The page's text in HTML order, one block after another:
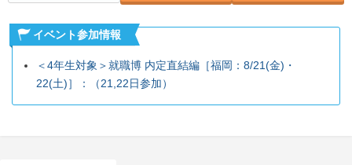
イベント参加情報
＜4年生対象＞就職博 内定直結編［福岡：8/21(金)・
22(土)］：（21,22日参加）